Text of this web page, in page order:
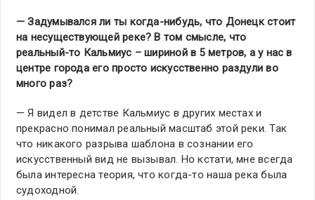
— Задумывался ли ты когда-нибудь, что Донецк стоит
на несуществующей реке? В том смысле, что
реальный-то Кальмиус – шириной в 5 метров, а у нас в
центре города его просто искусственно раздули во
много раз?
— Я видел в детстве Кальмиус в других местах и
прекрасно понимал реальный масштаб этой реки. Так
что никакого разрыва шаблона в сознании его
искусственный вид не вызывал. Но кстати, мне всегда
была интересна теория, что когда-то наша река была
судоходной.